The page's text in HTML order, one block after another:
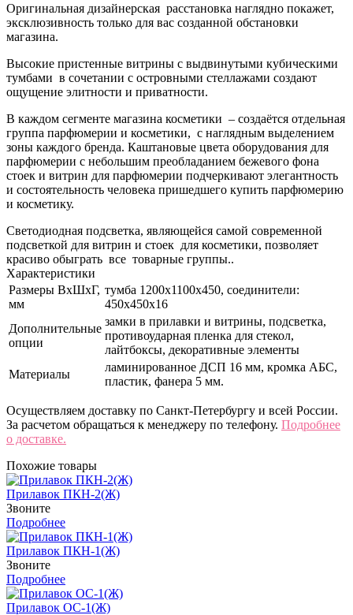
Оригинальная дизайнерская расстановка наглядно покажет,
эксклюзивность только для вас созданной обстановки
магазина.
Высокие пристенные витрины с выдвинутыми кубическими
тумбами в сочетании с островными стеллажами создают
ощущение элитности и приватности.
В каждом сегменте магазина косметики – создаётся отдельная
группа парфюмерии и косметики, с наглядным выделением
зоны каждого бренда. Каштановые цвета оборудования для
парфюмерии с небольшим преобладанием бежевого фона
стоек и витрин для парфюмерии подчеркивают элегантность
и состоятельность человека пришедшего купить парфюмерию
и косметику.
Светодиодная подсветка, являющейся самой современной
подсветкой для витрин и стоек для косметики, позволяет
красиво обыграть все товарные группы..
Характеристики
Размеры ВхШхГ,
мм
тумба 1200x1100x450, соединители:
450х450х16
Дополнительные
опции
замки в прилавки и витрины, подсветка,
противоударная пленка для стекол,
лайтбоксы, декоративные элементы
Материалы
ламинированное ДСП 16 мм, кромка АБС,
пластик, фанера 5 мм.
Осуществляем доставку по Санкт-Петербургу и всей России.
За расчетом обращаться к менеджеру по телефону. Подробнее
о доставке.
Похожие товары
Прилавок ПКН-2(Ж)
Звоните
Подробнее
Прилавок ПКН-1(Ж)
Звоните
Подробнее
Прилавок ОС-1(Ж)